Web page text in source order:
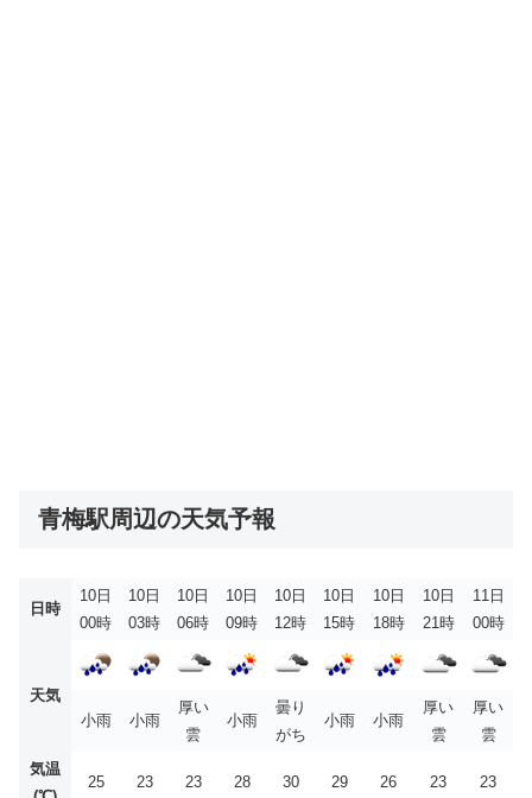
青梅駅周辺の天気予報
日時
10日
00時
10日
03時
10日
06時
10日
09時
10日
12時
10日
15時
10日
18時
10日
21時
11日
00時
天気
小雨
小雨
厚い
雲
小雨
曇り
がち
小雨 小雨
厚い
雲
厚い
雲
気温
25 23 23 28 30 29 26 23 23